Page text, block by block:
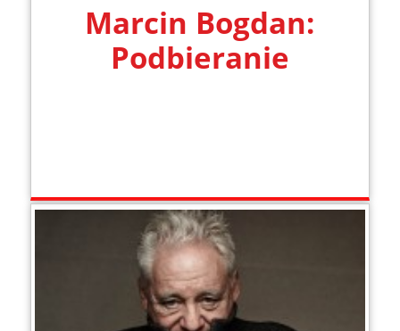
Marcin Bogdan:
Podbieranie